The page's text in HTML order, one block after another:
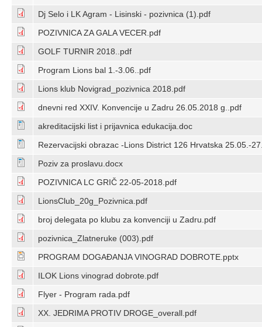
Dj Selo i LK Agram - Lisinski - pozivnica (1).pdf
POZIVNICA ZA GALA VECER.pdf
GOLF TURNIR 2018..pdf
Program Lions bal 1.-3.06..pdf
Lions klub Novigrad_pozivnica 2018.pdf
dnevni red XXIV. Konvencije u Zadru 26.05.2018 g..pdf
akreditacijski list i prijavnica edukacija.doc
Rezervacijski obrazac -Lions District 126 Hrvatska 25.05.-
Poziv za proslavu.docx
POZIVNICA LC GRIČ 22-05-2018.pdf
LionsClub_20g_Pozivnica.pdf
broj delegata po klubu za konvenciji u Zadru.pdf
pozivnica_Zlatneruke (003).pdf
PROGRAM DOGAĐANJA VINOGRAD DOBROTE.pptx
ILOK Lions vinograd dobrote.pdf
Flyer - Program rada.pdf
XX. JEDRIMA PROTIV DROGE_overall.pdf